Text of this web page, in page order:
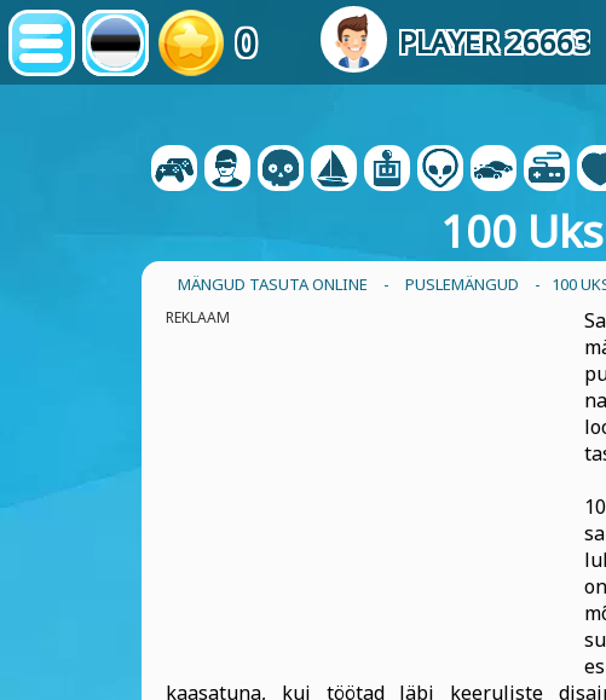
0 PLAYER 26663
100
MÄNGUD TASUTA ONLINE - PUSLEMÄNGUD - 100
REKLAAM
kaasatuna, kui töötad läbi keeruliste